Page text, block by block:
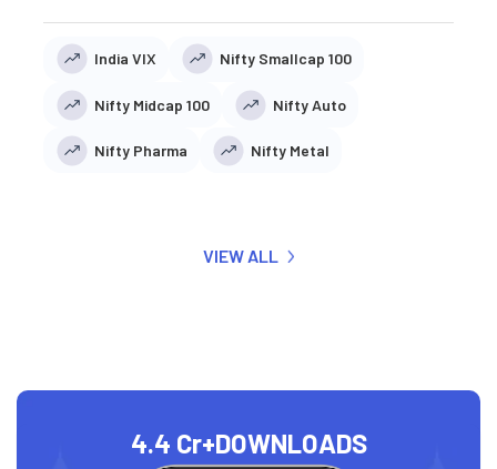
India VIX Nifty Smallcap 100
Nifty Midcap 100 Nifty Auto
Nifty Pharma Nifty Metal
VIEW ALL
4.4 Cr+DOWNLOADS